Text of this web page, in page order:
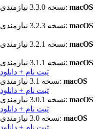
نسخه 3.3.0نیازمندی سیستم: macOS
نسخه 3.2.3نیازمندی سیستم: macOS
نسخه 3.2.1نیازمندی سیستم: macOS
نسخه 3.1.1نیازمندی سیستم: macOS
ثبت نام + دانلود
نسخه 3.1نیازمندی سیستم: macOS
ثبت نام + دانلود
نسخه 3.0.1نیازمندی سیستم: macOS
ثبت نام + دانلود
نسخه 3.0نیازمندی سیستم: macOS